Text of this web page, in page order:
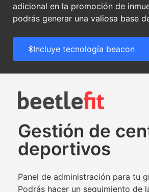
adicional en la promoción de
podrás generar una valiosa base
Incluye tecnología beacon
Gestión de
deportivos
Panel de administración para tu
Podrás hacer un seguimiento de